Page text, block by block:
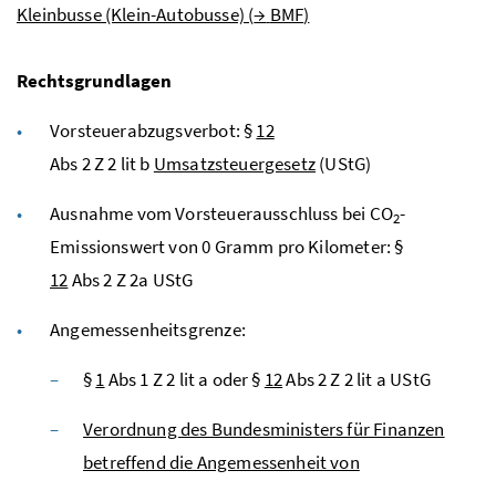
Kleinbusse (Klein-Autobusse) (→ BMF)
Rechtsgrundlagen
Vorsteuerabzugsverbot: §12
Abs2Z2 litb Umsatzsteuergesetz(UStG)
Ausnahme vom Vorsteuerausschluss bei CO2-
Emissionswert von 0 Gramm pro Kilometer: §
12Abs2Z2a UStG
Angemessenheitsgrenze:
§1Abs1Z2 lita oder § 12Abs2Z2lit a UStG
Verordnung des Bundesministers für Finanzen
betreffend die Angemessenheit von